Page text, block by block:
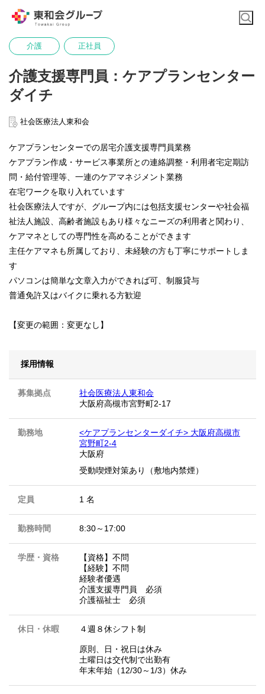
介護 正社員
介護支援専門員：ケアプランセンター
ダイチ
社会医療法人東和会
ケアプランセンターでの居宅介護支援専門員業務
ケアプラン作成・サービス事業所との連絡調整・利用者宅定期訪
問・給付管理等、一連のケアマネジメント業務
在宅ワークを取り入れています
社会医療法人ですが、グループ内には包括支援センターや社会福
祉法人施設、高齢者施設もあり様々なニーズの利用者と関わり、
ケアマネとしての専門性を高めることができます
主任ケアマネも所属しており、未経験の方も丁寧にサポートしま
す
パソコンは簡単な文章入力ができれば可、制服貸与
普通免許又はバイクに乗れる方歓迎
【変更の範囲：変更なし】
採用情報
募集拠点
社会医療法人東和会
大阪府高槻市宮野町2-17
勤務地
<ケアプランセンターダイチ> 大阪府高槻市
宮野町2-4
大阪府
受動喫煙対策あり（敷地内禁煙）
定員 1 名
勤務時間 8:30～17:00
学歴・資格
【資格】不問
【経験】不問
経験者優遇
介護支援専門員 必須
介護福祉士 必須
休日・休暇 ４週８休シフト制
原則、日・祝日は休み
土曜日は交代制で出勤有
年末年始（12/30～1/3）休み